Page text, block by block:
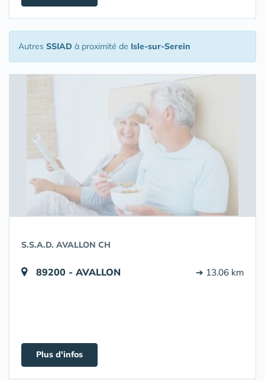
Autres SSIAD à proximité de Isle-sur-Serein
S.S.A.D. AVALLON CH
89200 - AVALLON ➔ 13.06 km
Plus d'infos